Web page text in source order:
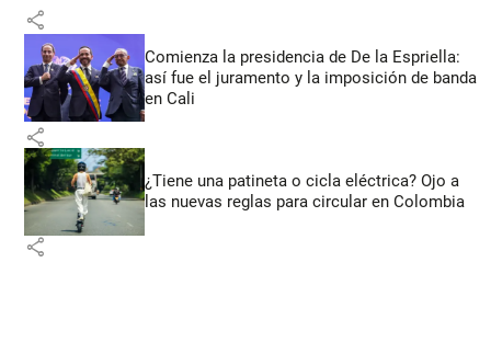
share
Comienza la presidencia de De la Espriella:
así fue el juramento y la imposición de banda
en Cali
share
¿Tiene una patineta o cicla eléctrica? Ojo a
las nuevas reglas para circular en Colombia
share